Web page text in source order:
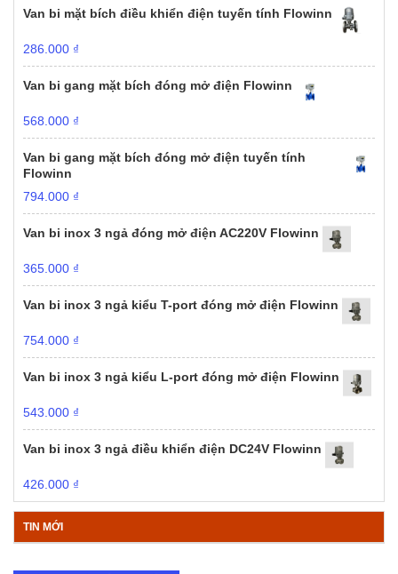
Van bi mặt bích điều khiển điện tuyến tính Flowinn
286.000 ₫
Van bi gang mặt bích đóng mở điện Flowinn
568.000 ₫
Van bi gang mặt bích đóng mở điện tuyến tính
Flowinn
794.000 ₫
Van bi inox 3 ngả đóng mở điện AC220V Flowinn
365.000 ₫
Van bi inox 3 ngả kiểu T-port đóng mở điện Flowinn
754.000 ₫
Van bi inox 3 ngả kiểu L-port đóng mở điện Flowinn
543.000 ₫
Van bi inox 3 ngả điều khiển điện DC24V Flowinn
426.000 ₫
TIN MỚI